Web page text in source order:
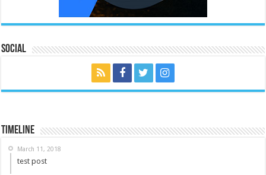
Social
Timeline
March 11, 2018
test post